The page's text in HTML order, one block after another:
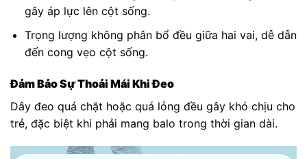
gây áp lực lên cột sống.
Trọng lượng không phân bổ đều giữa hai vai, dễ dẫn
đến cong vẹo cột sống.
Đảm Bảo Sự Thoải Mái Khi Đeo
Dây đeo quá chặt hoặc quá lỏng đều gây khó chịu cho
trẻ, đặc biệt khi phải mang balo trong thời gian dài.